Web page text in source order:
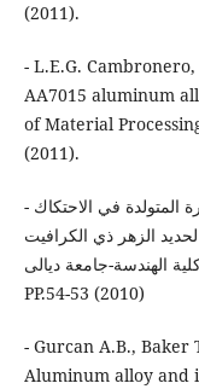
(2011).
- L.E.G.
AA7015 aluminum
of Material
(2011).
- ضياء أحمد صلال ،" دراسة تأثير درجة الحرارة المتولدة في الاحتكاك
الزهر ذي الكرافيت
الهندسة-جامعة ديالى
PP.54-53 (2010)
- Gurcan A.B., Baker
Aluminum alloy and